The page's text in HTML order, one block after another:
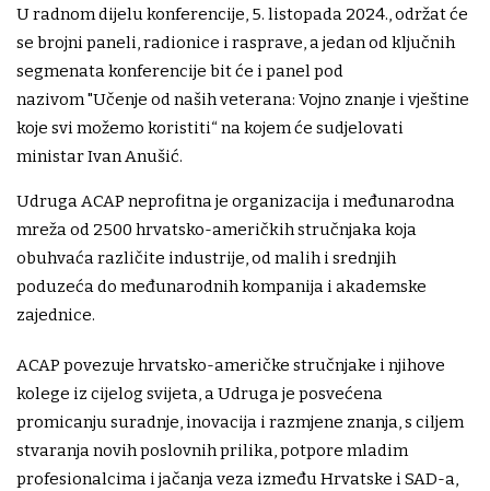
U radnom dijelu konferencije, 5. listopada 2024., održat će
se brojni paneli, radionice i rasprave, a jedan od ključnih
segmenata konferencije bit će i panel pod
nazivom "Učenje od naših veterana: Vojno znanje i vještine
koje svi možemo koristiti“ na kojem će sudjelovati
ministar Ivan Anušić.
Udruga ACAP neprofitna je organizacija i međunarodna
mreža od 2500 hrvatsko-američkih stručnjaka koja
obuhvaća različite industrije, od malih i srednjih
poduzeća do međunarodnih kompanija i akademske
zajednice.
ACAP povezuje hrvatsko-američke stručnjake i njihove
kolege iz cijelog svijeta, a Udruga je posvećena
promicanju suradnje, inovacija i razmjene znanja, s ciljem
stvaranja novih poslovnih prilika, potpore mladim
profesionalcima i jačanja veza između Hrvatske i SAD-a,